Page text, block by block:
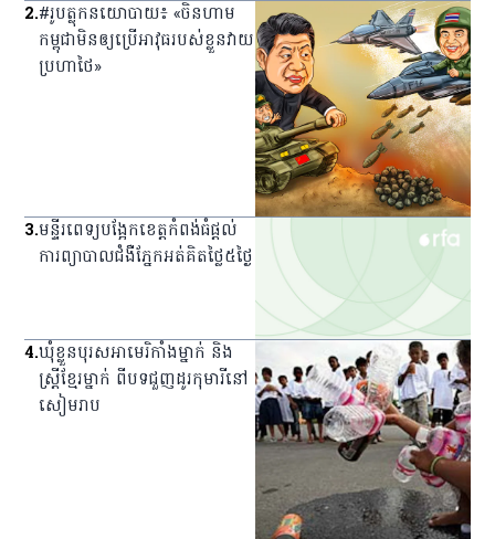
2.#រូបត្លុកនយោបាយ៖ «ចិនហាម
កម្ពុជាមិនឲ្យប្រើអាវុធរបស់ខ្លួនវាយ
ប្រហាថៃ»
3.មន្ទីរពេទ្យ​បង្អែក​ខេត្ត​កំពង់ធំ​ផ្ដល់​
ការ​ព្យាបាល​ជំងឺ​ភ្នែក​អត់​គិត​ថ្លៃ​៥​ថ្ងៃ
4.ឃុំ​ខ្លួន​បុរស​អាមេរិកាំង​ម្នាក់ និង​
ស្ត្រី​ខ្មែរ​ម្នាក់ ពី​បទ​ជួញ​ដូរ​កុមារី​នៅ​
សៀមរាប